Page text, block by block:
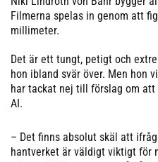
Filmerna spelas in genom att
millimeter.
Det är ett tungt, petigt och
hon ibland svär över. Men hon
har tackat nej till förslag om
AI.
– Det finns absolut skäl att
hantverket är väldigt viktigt för